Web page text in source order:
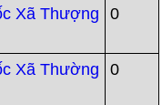
Xã Thượng
0
Xã Thường
0